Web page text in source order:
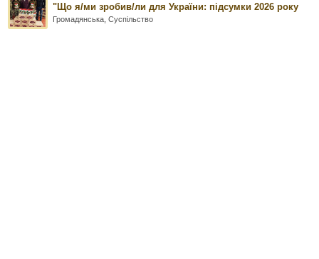
"Що я/ми зробив/ли для України: підсумки 2026 року
Громадянська ,Суспільство